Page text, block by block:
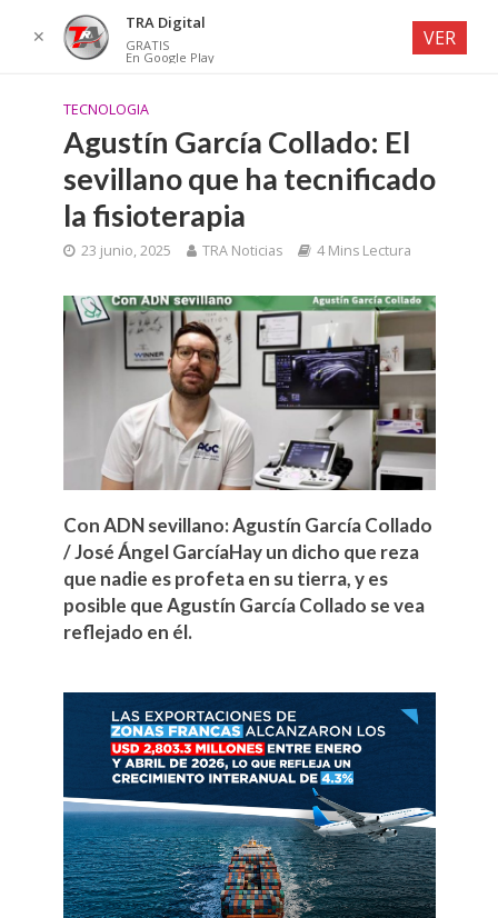
TECNOLOGIA
Agustín García Collado: El
sevillano que ha tecnificado
la fisioterapia
23 junio, 2025 TRA Noticias 4 Mins Lectura
Con ADN sevillano: Agustín García Collado
/ José Ángel GarcíaHay un dicho que reza
que nadie es profeta en su tierra, y es
posible que Agustín García Collado se vea
reflejado en él.
✕
TRA Digital
GRATIS
En Google Play
VER